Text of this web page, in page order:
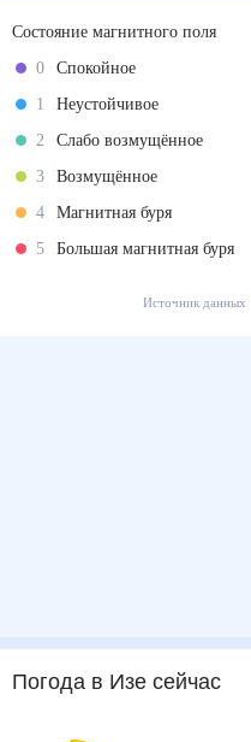
Состояние магнитного поля
0
Спокойное
1
Неустойчивое
2
Слабо возмущённое
3
Возмущённое
4
Магнитная буря
5
Большая магнитная буря
Источник данных
Погода в Изесейчас